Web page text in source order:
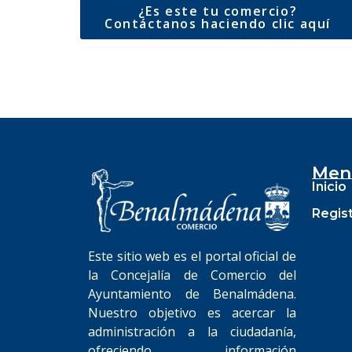
¿Es este tu comercio?
Contáctanos haciendo clic aquí
Este sitio web es el portal oficial de
la Concejalía de Comercio del
Ayuntamiento de Benalmádena.
Nuestro objetivo es acercar la
administración a la ciudadanía,
Inicio